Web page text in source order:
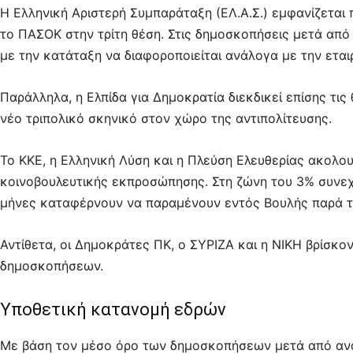
Η Ελληνική Αριστερή Συμπαράταξη (ΕΛ.Α.Σ.)
το ΠΑΣΟΚ στην τρίτη θέση. Στις δημοσκοπήσεις μετά
με την κατάταξη να διαφοροποιείται ανάλογα με την
Παράλληλα, η Ελπίδα για Δημοκρατία διεκδικεί επίσης
νέο τριπολικό σκηνικό στον χώρο της αντιπολίτευσης.
Το ΚΚΕ, η Ελληνική Λύση και η Πλεύση Ελευθερίας
κοινοβουλευτικής εκπροσώπησης. Στη ζώνη του 3%
μήνες καταφέρνουν να παραμένουν εντός Βουλής παρά
Αντίθετα, οι Δημοκράτες ΠΚ, ο ΣΥΡΙΖΑ και η ΝΙΚΗ
δημοσκοπήσεων.
Υποθετική κατανομή εδρών
Με βάση τον μέσο όρο των δημοσκοπήσεων μετά από